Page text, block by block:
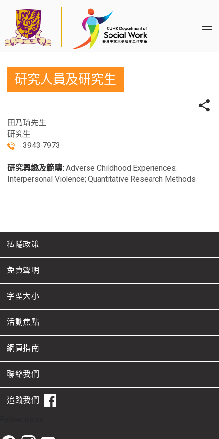
研究人員及研究生
田乃琦先生
研究生
3943 7973
研究興趣及範疇: Adverse Childhood Experiences;
Interpersonal Violence; Quantitative Research Methods
私隱政策
免責聲明
字型大小
活動焦點
網頁指南
聯絡我們
追蹤我們